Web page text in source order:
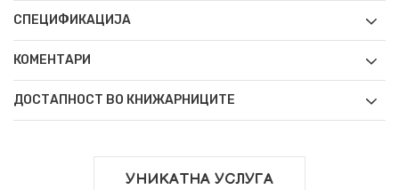
СПЕЦИФИКАЦИЈА
КОМЕНТАРИ
ДОСТАПНОСТ ВО КНИЖАРНИЦИТЕ
УНИКАТНА УСЛУГА